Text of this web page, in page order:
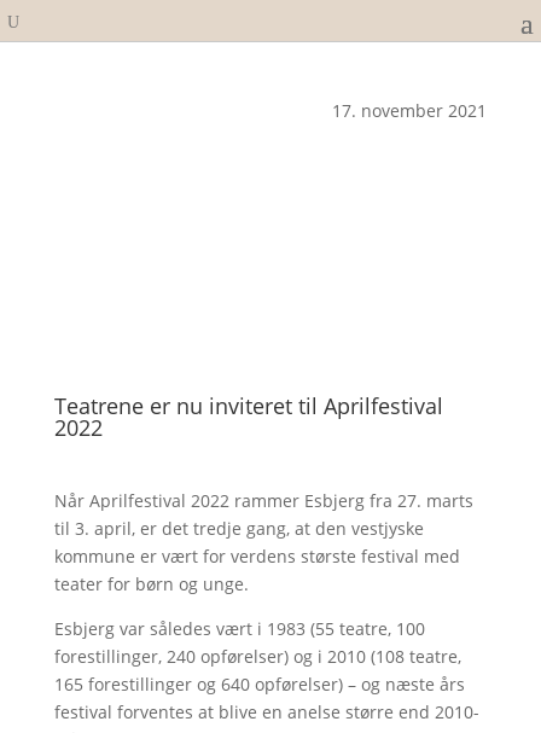
17. november 2021
Teatrene er nu inviteret til Aprilfestival
2022
Når Aprilfestival 2022 rammer Esbjerg fra 27. marts
til 3. april, er det tredje gang, at den vestjyske
kommune er vært for verdens største festival med
teater for børn og unge.
Esbjerg var således vært i 1983 (55 teatre, 100
forestillinger, 240 opførelser) og i 2010 (108 teatre,
165 forestillinger og 640 opførelser) – og næste års
festival forventes at blive en anelse større end 2010-